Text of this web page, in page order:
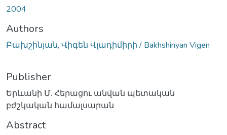
2004
Authors
Բախշինյան, Վիգեն Վլադիմիրի / Bakhshinyan Vigen
Publisher
Երևանի Մ. Հերացու անվան պետական
բժշկական համալսարան
Abstract